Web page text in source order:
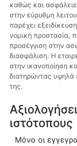
καθώς και
στην εύρυθμη
παρέχει
νομική προστασία,
προσέγγιση στην
διασφάλιση. Η
στην ικανοποίηση
διατηρώντας υψηλά
της.
ιστότοπους
Μόνο οι